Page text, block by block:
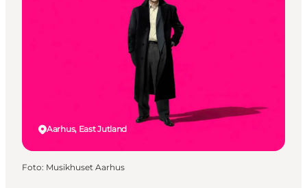
Aarhus, East Jutland
Foto: Musikhuset Aarhus